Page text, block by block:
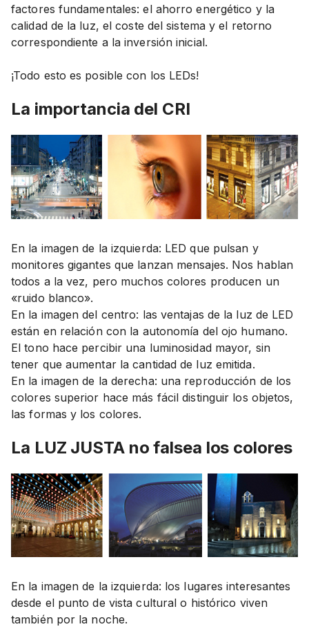
factores fundamentales: el ahorro energético y la
calidad de la luz, el coste del sistema y el retorno
correspondiente a la inversión inicial.
¡Todo esto es posible con los LEDs!
La importancia del CRI
En la imagen de la izquierda: LED que pulsan y
monitores gigantes que lanzan mensajes. Nos hablan
todos a la vez, pero muchos colores producen un
«ruido blanco».
En la imagen del centro: las ventajas de la luz de LED
están en relación con la autonomía del ojo humano.
El tono hace percibir una luminosidad mayor, sin
tener que aumentar la cantidad de luz emitida.
En la imagen de la derecha: una reproducción de los
colores superior hace más fácil distinguir los objetos,
las formas y los colores.
La LUZ JUSTA no falsea los colores
En la imagen de la izquierda: los lugares interesantes
desde el punto de vista cultural o histórico viven
también por la noche.